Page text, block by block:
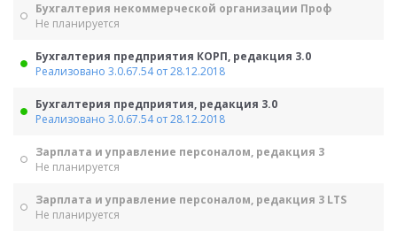
Бухгалтерия некоммерческой организации Проф
Не планируется
Бухгалтерия предприятия КОРП, редакция 3.0
Реализовано 3.0.67.54 от 28.12.2018
Бухгалтерия предприятия, редакция 3.0
Реализовано 3.0.67.54 от 28.12.2018
Зарплата и управление персоналом, редакция 3
Не планируется
Зарплата и управление персоналом, редакция 3 LTS
Не планируется